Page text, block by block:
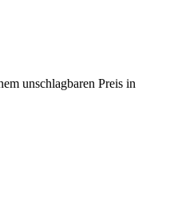
unschlagbaren Preis in